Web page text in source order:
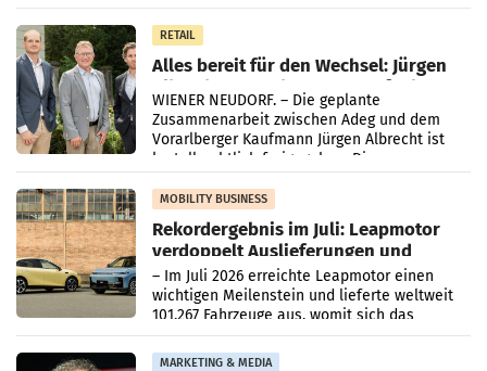
RETAIL
Alles bereit für den Wechsel: Jürgen
Albrecht setzt ab 1.1.2027 auf Adeg
WIENER NEUDORF. – Die geplante
Zusammenarbeit zwischen Adeg und dem
Vorarlberger Kaufmann Jürgen Albrecht ist
kartellrechtlich freigegeben: Die
Bundeswettbewerbsbehörde und der
Bundeskartellanwalt
MOBILITY BUSINESS
Rekordergebnis im Juli: Leapmotor
verdoppelt Auslieferungen und
überschreitet die 100.000er-Marke
– Im Juli 2026 erreichte Leapmotor einen
wichtigen Meilenstein und lieferte weltweit
101.267 Fahrzeuge aus, womit sich das
Ergebnis gegenüber Juli 2025 mehr als
verdoppelte (+102
MARKETING & MEDIA